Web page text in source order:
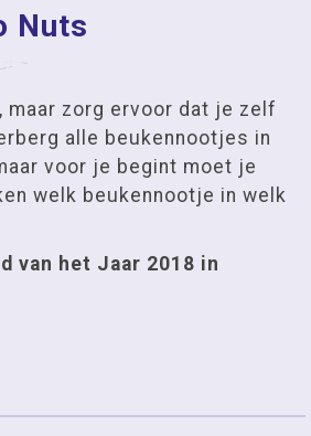
Nuts
, maar zorg ervoor dat je zelf
alle beukennootjes in
voor je begint moet je
welk beukennootje in welk
van het Jaar 2018 in